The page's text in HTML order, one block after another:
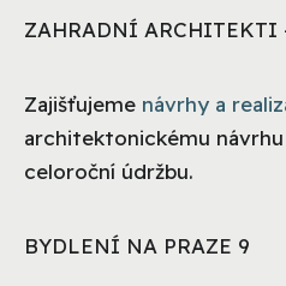
ZAHRADNÍ ARCHITEKTI
Zajišťujeme návrhy a
architektonickému návrhu
celoroční údržbu.
BYDLENÍ NA PRAZE 9